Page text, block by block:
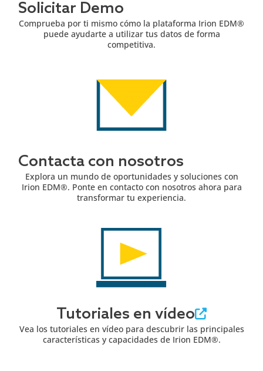
Solicitar Demo
Comprueba por ti mismo cómo la plataforma Irion EDM®
puede ayudarte a utilizar tus datos de forma
competitiva.
Contacta con nosotros
Explora un mundo de oportunidades y soluciones con
Irion EDM®. Ponte en contacto con nosotros ahora para
transformar tu experiencia.
Tutoriales en vídeo
Vea los tutoriales en vídeo para descubrir las principales
características y capacidades de Irion EDM®.